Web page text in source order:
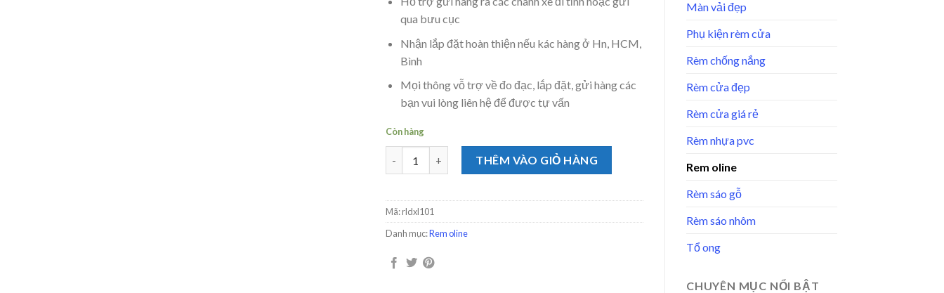
Màn vải đẹp
Phụ kiện rèm cửa
Rèm chống nắng
Rèm cửa đẹp
Rèm cửa giá rẻ
Rèm nhựa pvc
Rem oline
Rèm sáo gỗ
Rèm sáo nhôm
Tổ ong
CHUYÊN MỤC NỔI BẬT
qua bưu cục
Nhận lắp đặt hoàn thiện nếu kác hàng ở Hn, HCM,
Bình
Mọi thông vỗ trợ về đo đạc, lắp đặt, gửi hàng các
bạn vui lòng liên hệ để được tự vấn
Còn hàng
Rèm lá dọc màu vàng nhạt xuongremcua.vn số lượng
THÊM VÀO GIỎ HÀNG
Mã:rldxl101
Danh mục:Rem oline